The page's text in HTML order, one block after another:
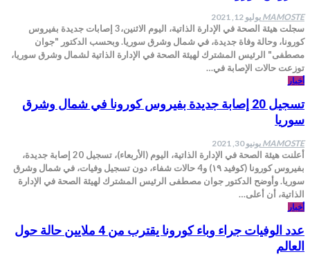
MAMOSTE يوليو 12, 2021
سجلت هيئة الصحة في الإدارة الذاتية، اليوم الاثنين،3 إصابات جديدة بفيروس
كورونا، وحالة وفاة جديدة، في شمال وشرق سوريا. وبحسب الدكتور "جوان
مصطفى" الرئيس المشترك لهيئة الصحة في الإدارة الذاتية لشمال وشرق سوريا،
توزعت حالات الإصابة في…
أخبار
تسجيل 20 إصابة جديدة بفيروس كورونا في شمال وشرق
سوريا
MAMOSTE يونيو 30, 2021
أعلنت هيئة الصحة في الإدارة الذاتية، اليوم (الأربعاء)، تسجيل 20 إصابة جديدة،
بفيروس كورونا (كوفيد ١٩) و4 حالات شفاء، دون تسجيل وفيات، في شمال وشرق
سوريا. وأوضح الدكتور جوان مصطفى الرئيس المشترك لهيئة الصحة في الإدارة
الذاتية، أن أعلى…
أخبار
عدد الوفيات جراء وباء كورونا يقترب من 4 ملايين حالة حول
العالم